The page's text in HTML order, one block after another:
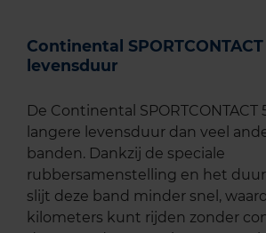
Continental SPORTCONTACT
levensduur
De Continental SPORTCONTACT
langere levensduur dan veel
banden. Dankzij de speciale
rubbersamenstelling en het
slijt deze band minder snel,
kilometers kunt rijden zonder